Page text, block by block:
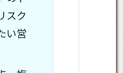
スク
い営